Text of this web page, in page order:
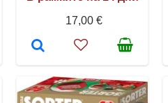
17,00 €